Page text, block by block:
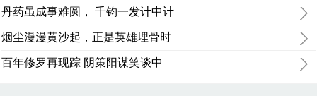
丹药虽成事难圆， 千钧一发计中计
烟尘漫漫黄沙起，正是英雄埋骨时
百年修罗再现踪 阴策阳谋笑谈中